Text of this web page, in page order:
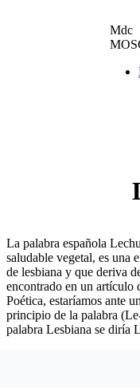
Mdc
La palabra española
saludable vegetal, es una
de lesbiana y que deriva
encontrado en un artículo
Poética, estaríamos ante
principio de la palabra
palabra Lesbiana se diría